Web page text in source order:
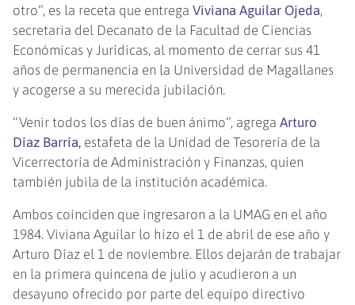
otro”, es la receta que entregaViviana Aguilar Ojeda,
secretaria del Decanato de la Facultad de Ciencias
Económicas y Jurídicas, al momento de cerrar sus 41
años de permanencia en la Universidad de Magallanes
y acogerse a su merecida jubilación.
“Venir todos los días de buen ánimo”, agregaArturo
Díaz Barría, estafeta de la Unidad de Tesorería de la
Vicerrectoría de Administración y Finanzas, quien
también jubila de la institución académica.
Ambos coinciden que ingresaron a la UMAG en el año
1984. Viviana Aguilar lo hizo el 1 de abril de ese año y
Arturo Díaz el 1 de noviembre. Ellos dejarán de trabajar
en la primera quincena de julio y acudieron a un
desayuno ofrecido por parte del equipo directivo